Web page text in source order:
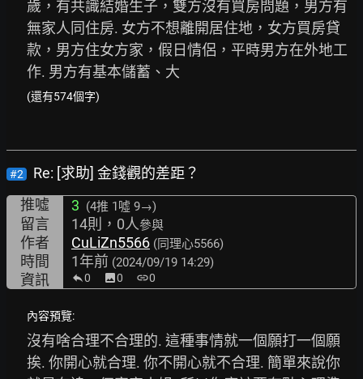
歲，有共識結婚生子，雙方沒有買房問題，男方有
無家人同住房. 女方不想離開居住地，女方買房貸
款，男方住女方家，假日情侶，平時男方在外地工
作. 男方有基本儲蓄、大
(還有574個字)
#2
Re: [求助] 金錢觀的差距？
推噓
3 (4推 1噓 9→)
留言 14則，0人參與
作者 CuLiZn5566 (同理心5566)
時間 1年前 (2024/09/19 14:29)
資訊 0 image0 link0
內容預覽:
沒有啥合理不合理的. 這種事情就一個願打一個願
挨. 你開心就合理. 你不開心就不合理. 簡單來說你